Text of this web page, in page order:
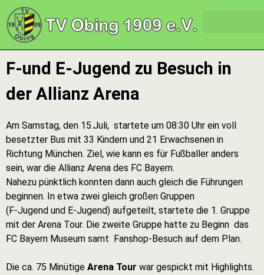
F-und E-Jugend zu Besuch in
der Allianz Arena
Am Samstag, den 15.Juli, startete um 08:30 Uhr ein voll
besetzter Bus mit 33 Kindern und 21 Erwachsenen in
Richtung München. Ziel, wie kann es für Fußballer anders
sein, war die Allianz Arena des FC Bayern.
Nahezu pünktlich konnten dann auch gleich die Führungen
beginnen. In etwa zwei gleich großen Gruppen
(F-Jugend und E-Jugend) aufgeteilt, startete die 1. Gruppe
mit der Arena Tour. Die zweite Gruppe hatte zu Beginn das
FC Bayern Museum samt Fanshop-Besuch auf dem Plan.
Die ca. 75 Minütige Arena Tour war gespickt mit Highlights.